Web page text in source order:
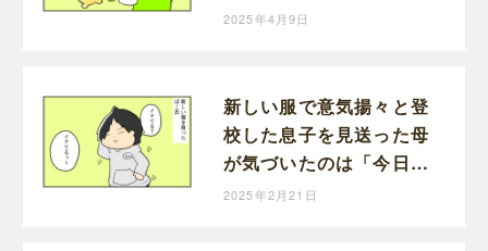
｜mochikoの育児マンガ
2025年4月9日
新しい服で意気揚々と登
校した息子を見送った母
が気づいたのは「今日、
習字ある日」｜mochiko
2025年2月21日